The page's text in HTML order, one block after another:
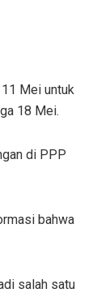
Mei untuk
18 Mei.
di PPP
bahwa
salah satu